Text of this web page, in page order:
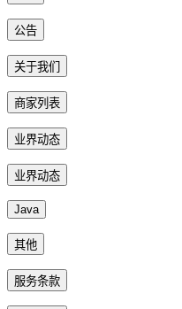
公告
关于我们
商家列表
业界动态
业界动态
Java
其他
服务条款